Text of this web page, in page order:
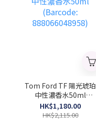
Tom Ford TF 陽光琥珀
中性濃香水50ml
(Barcode:
888066048958)
HK$1,180.00
HK$2,115.00